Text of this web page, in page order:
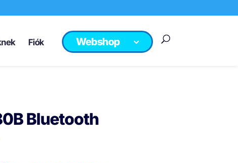
Fiók Webshop
Bluetooth